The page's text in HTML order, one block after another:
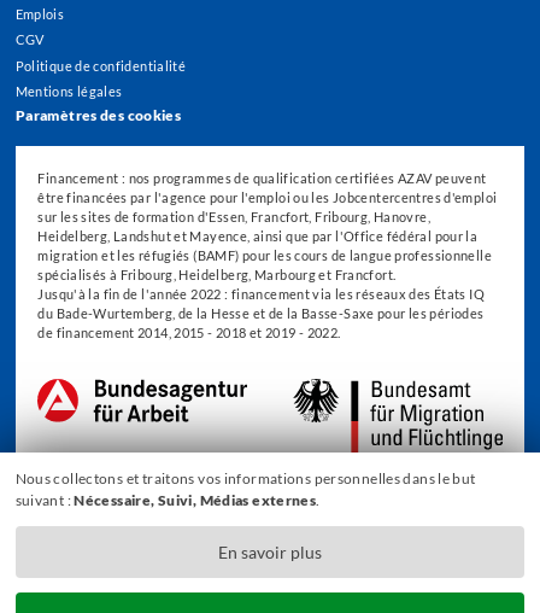
Nous collectons et traitons vos informations personnelles dans le but
suivant :Nécessaire, Suivi, Médias externes
En savoir plus
Emplois
CGV
Politique de confidentialité
Mentions légales
Paramètres des cookies
Financement : nos programmes de qualification certifiées AZAV peuvent
être financées par l'agence pour l'emploi ou les Jobcentercentres d'emploi
sur les sites de formation d'Essen, Francfort, Fribourg, Hanovre,
Heidelberg, Landshut et Mayence, ainsi que par l'Office fédéral pour la
migration et les réfugiés (BAMF) pour les cours de langue professionnelle
spécialisés à Fribourg, Heidelberg, Marbourg et Francfort.
Jusqu'à la fin de l'année 2022 : financement via les réseaux des États IQ
du Bade-Wurtemberg, de la Hesse et de la Basse-Saxe pour les périodes
de financement 2014, 2015 - 2018 et 2019 - 2022.